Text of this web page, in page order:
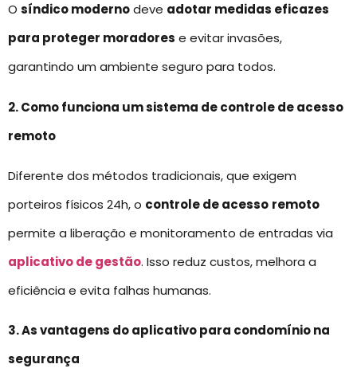
O síndico modernodeve adotar medidas eficazes
para proteger moradores e evitar invasões,
garantindo um ambiente seguro para todos.
2. Como funciona um sistema de controle de acesso
remoto
Diferente dos métodos tradicionais, que exigem
porteiros físicos 24h, o controle de acesso remoto
permite a liberação e monitoramento de entradas via
aplicativo de gestão. Isso reduz custos, melhora a
eficiência e evita falhas humanas.
3. As vantagens do aplicativo para condomínio na
segurança